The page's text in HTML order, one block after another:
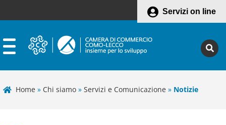
Servizi on line
Home » Chi siamo » Servizi e Comunicazione » Notizie